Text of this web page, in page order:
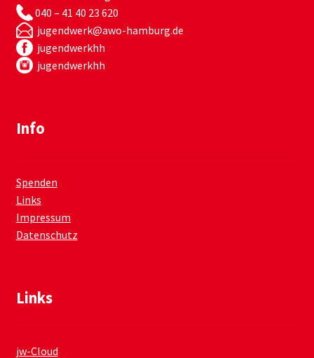
040 – 41 40 23 620
jugendwerk@awo-hamburg.de
jugendwerkhh
jugendwerkhh
Info
Spenden
Links
Impressum
Datenschutz
Links
jw-Cloud